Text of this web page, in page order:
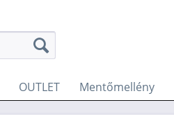
OUTLET Mentőmellény